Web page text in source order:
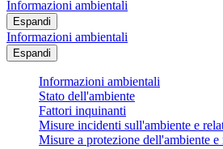
Informazioni ambientali
Espandi
Informazioni ambientali
Espandi
Informazioni ambientali
Stato dell'ambiente
Fattori inquinanti
Misure incidenti sull'ambiente e
Misure a protezione dell'ambiente